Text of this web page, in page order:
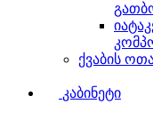
ქვაბის
კაბინეტი